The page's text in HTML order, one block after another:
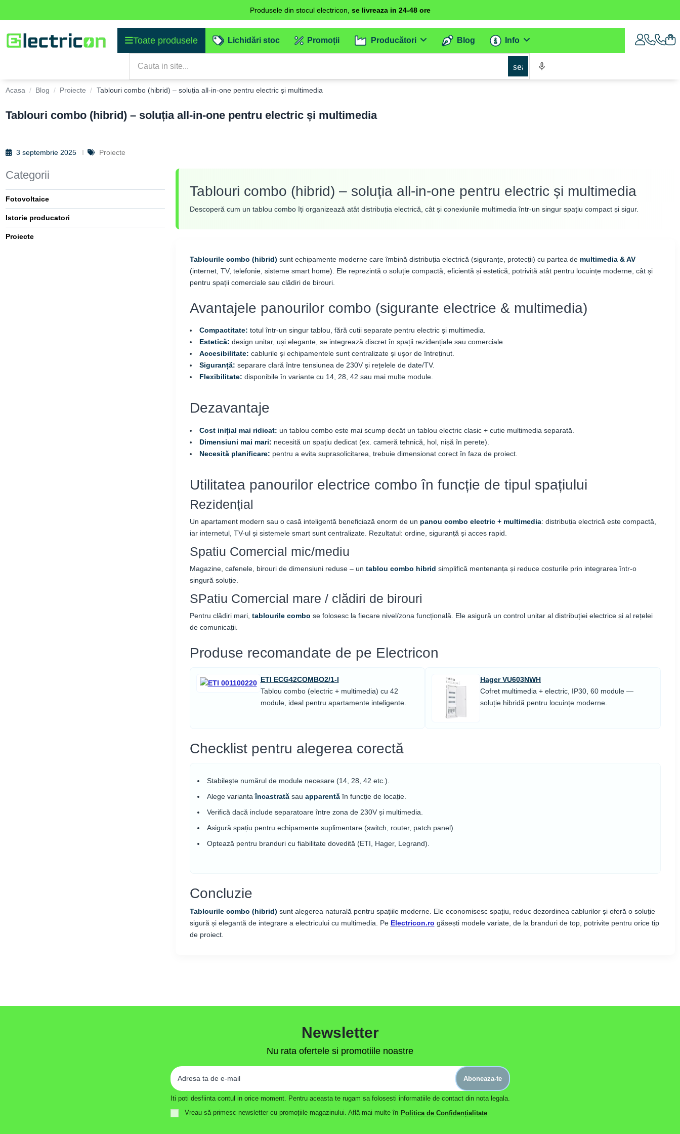
Produsele din stocul electricon, se livreaza in 24-48 ore
Toate produsele Lichidări stoc Promoții Producători Blog Info
search
Acasa Blog Proiecte Tablouri combo (hibrid) – soluția all-in-one pentru electric și multimedia
Tablouri combo (hibrid) – soluția all-in-one pentru electric și multimedia
3 septembrie 2025 Proiecte
Categorii
Fotovoltaice
Istorie producatori
Proiecte
Tablouri combo (hibrid) – soluția all-in-one pentru electric și multimedia
Descoperă cum un tablou combo îți organizează atât distribuția electrică, cât și conexiunile multimedia într-un singur spațiu compact și sigur.
Tablourile combo (hibrid) sunt echipamente moderne care îmbină distribuția electrică (siguranțe, protecții) cu partea de multimedia & AV
(internet, TV, telefonie, sisteme smart home). Ele reprezintă o soluție compactă, eficientă și estetică, potrivită atât pentru locuințe moderne, cât și
pentru spații comerciale sau clădiri de birouri.
Avantajele panourilor combo (sigurante electrice & multimedia)
Compactitate: totul într-un singur tablou, fără cutii separate pentru electric și multimedia.
Estetică: design unitar, uși elegante, se integrează discret în spații rezidențiale sau comerciale.
Accesibilitate: cablurile și echipamentele sunt centralizate și ușor de întreținut.
Siguranță: separare clară între tensiunea de 230V și rețelele de date/TV.
Flexibilitate: disponibile în variante cu 14, 28, 42 sau mai multe module.
Dezavantaje
Cost inițial mai ridicat: un tablou combo este mai scump decât un tablou electric clasic + cutie multimedia separată.
Dimensiuni mai mari: necesită un spațiu dedicat (ex. cameră tehnică, hol, nișă în perete).
Necesită planificare: pentru a evita suprasolicitarea, trebuie dimensionat corect în faza de proiect.
Utilitatea panourilor electrice combo în funcție de tipul spațiului
Rezidențial
Un apartament modern sau o casă inteligentă beneficiază enorm de un panou combo electric + multimedia: distribuția electrică este compactă,
iar internetul, TV-ul și sistemele smart sunt centralizate. Rezultatul: ordine, siguranță și acces rapid.
Spatiu Comercial mic/mediu
Magazine, cafenele, birouri de dimensiuni reduse – un tablou combo hibrid simplifică mentenanța și reduce costurile prin integrarea într-o
singură soluție.
SPatiu Comercial mare / clădiri de birouri
Pentru clădiri mari, tablourile combo se folosesc la fiecare nivel/zona funcțională. Ele asigură un control unitar al distribuției electrice și al rețelei
de comunicații.
Produse recomandate de pe Electricon
ETI ECG42COMBO2/1-I
Tablou combo (electric + multimedia) cu 42
module, ideal pentru apartamente inteligente.
Hager VU603NWH
Cofret multimedia + electric, IP30, 60 module —
soluție hibridă pentru locuințe moderne.
Checklist pentru alegerea corectă
Stabilește numărul de module necesare (14, 28, 42 etc.).
Alege variantaîncastratăsau apparentăîn funcție de locație.
Verifică dacă include separatoare între zona de 230V și multimedia.
Asigură spațiu pentru echipamente suplimentare (switch, router, patch panel).
Optează pentru branduri cu fiabilitate dovedită (ETI, Hager, Legrand).
Concluzie
Tablourile combo (hibrid) sunt alegerea naturală pentru spațiile moderne. Ele economisesc spațiu, reduc dezordinea cablurilor și oferă o soluție
sigură și elegantă de integrare a electricului cu multimedia. Pe Electricon.ro găsești modele variate, de la branduri de top, potrivite pentru orice tip
de proiect.
Newsletter
Nu rata ofertele si promotiile noastre
Aboneaza-te
Iti poti desfiinta contul in orice moment. Pentru aceasta te rugam sa folosesti informatiile de contact din nota legala.
Vreau să primesc newsletter cu promoțiile magazinului. Află mai multe în Politica de Confidențialitate